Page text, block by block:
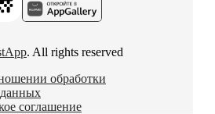
. All rights reserved
обработки
соглашение